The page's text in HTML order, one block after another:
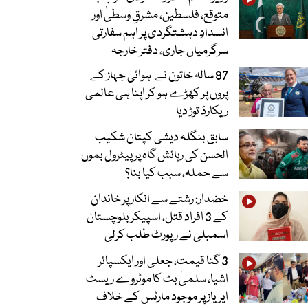
متوقع، فلسطین، مشرقِ وسطیٰ اور
انسدادِ دہشتگردی پر اہم سفارتی
سرگرمیاں جاری، دفتر خارجہ
97 سالہ خاتون نے ہوائی جہاز کے
پروں پر کھڑے ہو کر اپنا ہی عالمی
ریکارڈ توڑ دیا
سابق بنگلہ دیشی کپتان شکیب
الحسن کی رہائش گاہ پر پیٹرول بموں
سے حملہ، سبب کیا بنا؟
خضدار: رشتے سے انکار پر خاندان
کے 3 افراد قتل، اسپیکر بلوچستان
اسمبلی نے رپورٹ طلب کرلی
3 گنا قیمت، جعلی اور ایکسپائر
اشیا، سلمیٰ بٹ کا موٹروے ریسٹ
ایریاز پر موجود مارٹس کے خلاف